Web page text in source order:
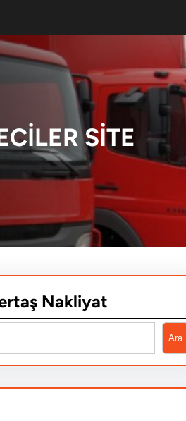
SITE
Nakliyat
Ara